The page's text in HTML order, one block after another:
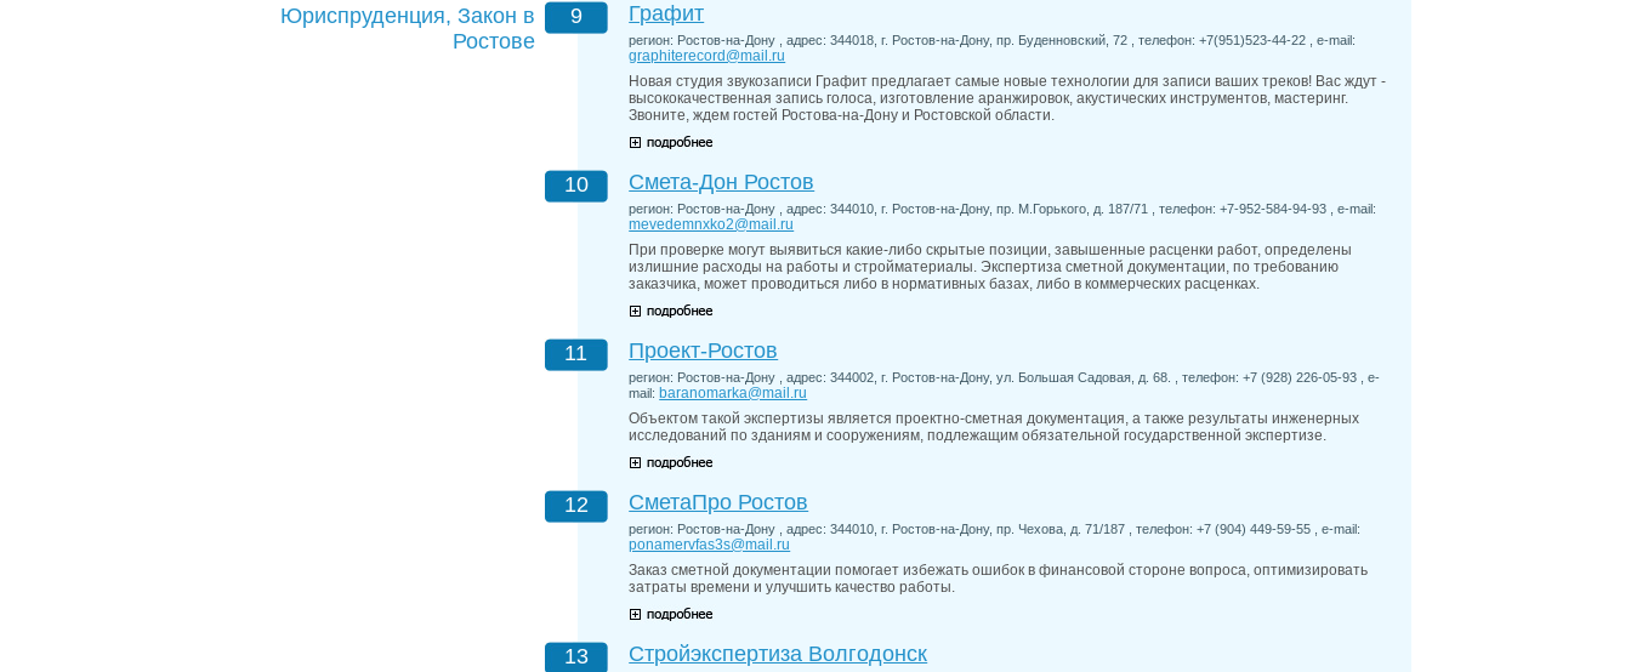
Юриспруденция, Закон в
Ростове
9 Графит
регион: Ростов-на-Дону , адрес: 344018, г. Ростов-на-Дону, пр. Буденновский, 72 , телефон: +7(951)523-44-22 , e-mail:
graphiterecord@mail.ru
Новая студия звукозаписи Графит предлагает самые новые технологии для записи ваших треков! Вас ждут -
высококачественная запись голоса, изготовление аранжировок, акустических инструментов, мастеринг.
Звоните, ждем гостей Ростова-на-Дону и Ростовской области.
10 Смета-Дон Ростов
регион: Ростов-на-Дону , адрес: 344010, г. Ростов-на-Дону, пр. М.Горького, д. 187/71 , телефон: +7-952-584-94-93 , e-mail:
mevedemnxko2@mail.ru
При проверке могут выявиться какие-либо скрытые позиции, завышенные расценки работ, определены
излишние расходы на работы и стройматериалы. Экспертиза сметной документации, по требованию
заказчика, может проводиться либо в нормативных базах, либо в коммерческих расценках.
11 Проект-Ростов
регион: Ростов-на-Дону , адрес: 344002, г. Ростов-на-Дону, ул. Большая Садовая, д. 68. , телефон: +7 (928) 226-05-93 , e-
mail: baranomarka@mail.ru
Объектом такой экспертизы является проектно-сметная документация, а также результаты инженерных
исследований по зданиям и сооружениям, подлежащим обязательной государственной экспертизе.
12 СметаПро Ростов
регион: Ростов-на-Дону , адрес: 344010, г. Ростов-на-Дону, пр. Чехова, д. 71/187 , телефон: +7 (904) 449-59-55 , e-mail:
ponamervfas3s@mail.ru
Заказ сметной документации помогает избежать ошибок в финансовой стороне вопроса, оптимизировать
затраты времени и улучшить качество работы.
13 Стройэкспертиза Волгодонск